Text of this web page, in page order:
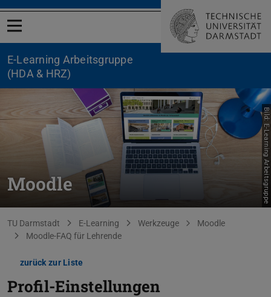
Menü öffnen
E-Learning Arbeitsgruppe
(HDA & HRZ)
Moodle Bild: E-Learning Arbeitsgruppe
Sie befinden sich hier:
TU Darmstadt E-Learning Werkzeuge
Moodle
Moodle-FAQ für Lehrende
zurück zur Liste
Profil-Einstellungen